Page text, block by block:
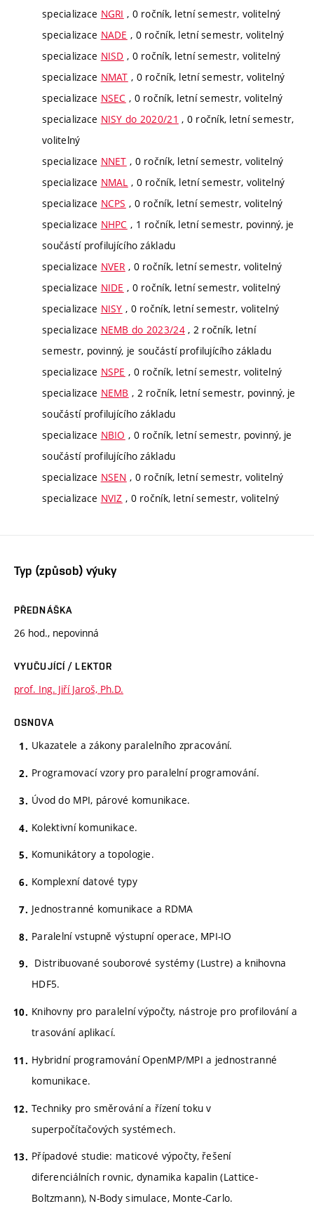
specializace NGRI , 0 ročník, letní semestr, volitelný
specializace NADE , 0 ročník, letní semestr, volitelný
specializace NISD , 0 ročník, letní semestr, volitelný
specializace NMAT , 0 ročník, letní semestr, volitelný
specializace NSEC , 0 ročník, letní semestr, volitelný
specializace NISY do 2020/21 , 0 ročník, letní semestr,
volitelný
specializace NNET , 0 ročník, letní semestr, volitelný
specializace NMAL , 0 ročník, letní semestr, volitelný
specializace NCPS , 0 ročník, letní semestr, volitelný
specializace NHPC , 1 ročník, letní semestr, povinný, je
součástí profilujícího základu
specializace NVER , 0 ročník, letní semestr, volitelný
specializace NIDE , 0 ročník, letní semestr, volitelný
specializace NISY , 0 ročník, letní semestr, volitelný
specializace NEMB do 2023/24, 2 ročník, letní
semestr, povinný, je součástí profilujícího základu
specializace NSPE , 0 ročník, letní semestr, volitelný
specializace NEMB , 2 ročník, letní semestr, povinný, je
součástí profilujícího základu
specializace NBIO , 0 ročník, letní semestr, povinný, je
součástí profilujícího základu
specializace NSEN , 0 ročník, letní semestr, volitelný
specializace NVIZ , 0 ročník, letní semestr, volitelný
Typ (způsob) výuky
PŘEDNÁŠKA
26 hod., nepovinná
VYUČUJÍCÍ / LEKTOR
prof. Ing. Jiří Jaroš, Ph.D.
OSNOVA
Ukazatele a zákony paralelního zpracování.
Programovací vzory pro paralelní programování.
Úvod do MPI, párové komunikace.
Kolektivní komunikace.
Komunikátory a topologie.
Komplexní datové typy
Jednostranné komunikace a RDMA
Paralelní vstupně výstupní operace, MPI-IO
Distribuované souborové systémy (Lustre) a knihovna
HDF5.
Knihovny pro paralelní výpočty, nástroje pro profilování a
trasování aplikací.
Hybridní programování OpenMP/MPI a jednostranné
komunikace.
Techniky pro směrování a řízení toku v
superpočítačových systémech.
Případové studie: maticové výpočty, řešení
diferenciálních rovnic, dynamika kapalin (Lattice-
Boltzmann), N-Body simulace, Monte-Carlo.